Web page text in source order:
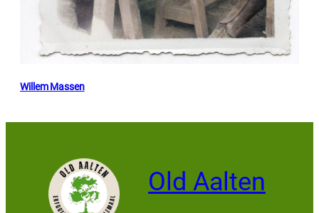
Willem Massen
Old Aalten